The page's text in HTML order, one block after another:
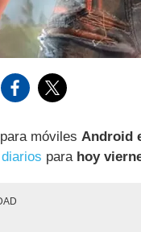
móviles Android
para hoy